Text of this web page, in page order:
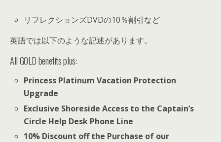
リフレクションズDVDの10％割引など
英語では以下のような記述があります。
All GOLD benefits plus:
Princess Platinum Vacation Protection
Upgrade
Exclusive Shoreside Access to the Captain’s
Circle Help Desk Phone Line
10% Discount off the Purchase of our